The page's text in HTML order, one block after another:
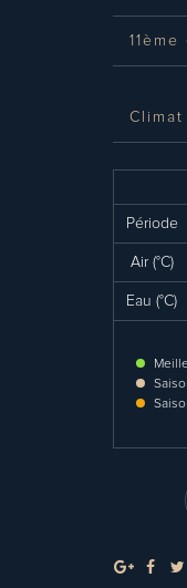
Climat
Période
Air (°C)
Eau (°C)